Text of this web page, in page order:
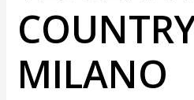
MILANO